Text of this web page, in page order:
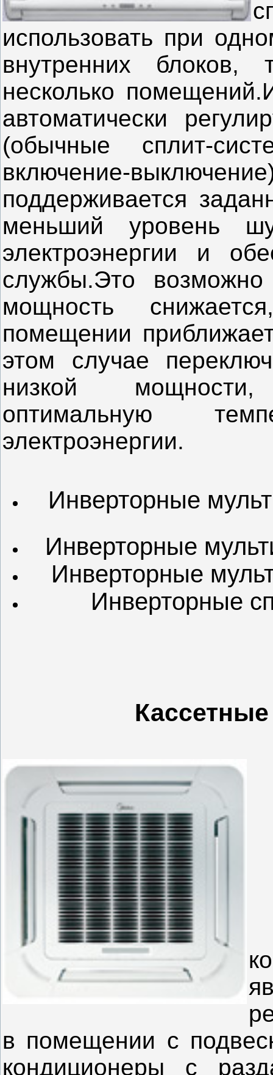
использовать при
внутренних блоков,
несколько
автоматически
(обычные сплит-
включение-
поддерживается
меньший уровень
электроэнергии и
службы.Это
мощность
помещении
этом случае
низкой
оптимальную
электроэнергии.
Инверторные
Инверторные
Инверторные
Инверторные
в помещении с
кондиционеры с